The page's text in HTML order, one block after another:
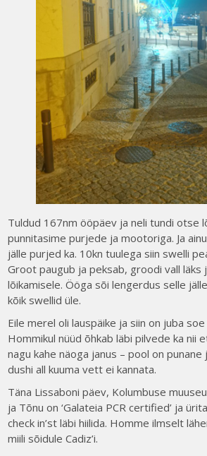
Tuldud 167nm ööpäev ja neli tundi otse
punnitasime purjede ja mootoriga. Ja
jälle purjed ka. 10kn tuulega siin swelli
Groot paugub ja peksab, groodi vall läks
lõikamisele. Ööga sõi lengerdus selle
kõik swellid üle.
Eile merel oli lauspäike ja siin on juba
Hommikul nüüd õhkab läbi pilvede ka nii
nagu kahe näoga janus – pool on
dushi all kuuma vett ei kannata.
Täna Lissaboni päev, Kolumbuse
ja Tõnu on ‘Galateia PCR certified’ ja
check in’st läbi hiilida. Homme ilmselt
miili sõidule Cadiz’i.